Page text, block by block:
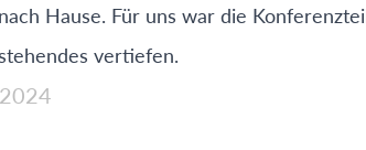
Hause. Für uns war die
vertiefen.